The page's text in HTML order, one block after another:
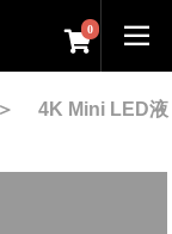
0
4K Mini LED液